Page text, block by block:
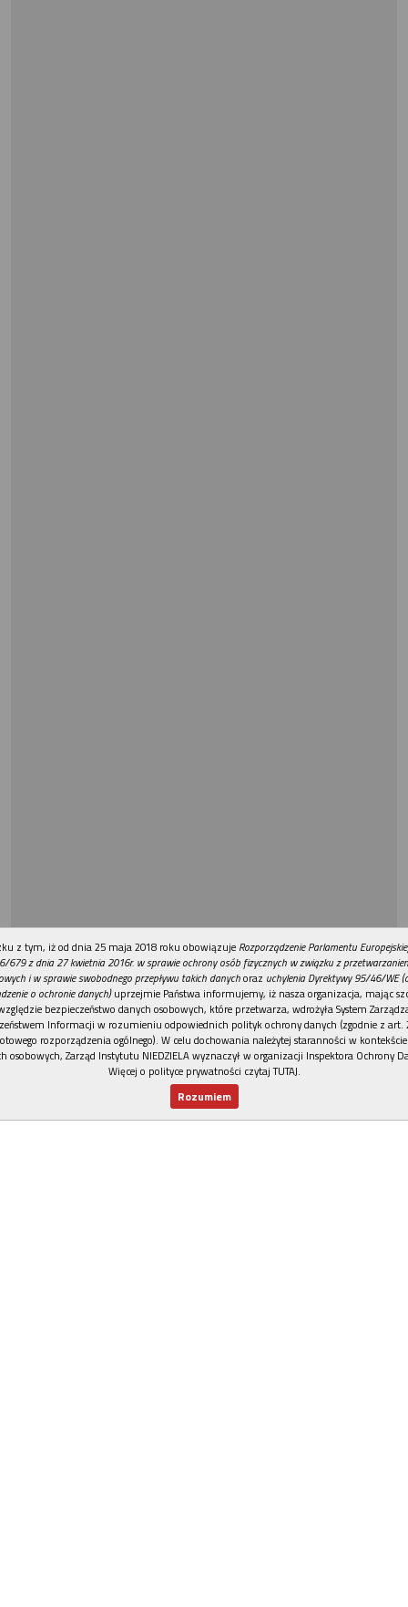
REKLAMA
z tym, iż od dnia 25 maja 2018 roku obowiązuje Rozporządzenie Parlamentu
679 z dnia 27 kwietnia 2016r. w sprawie ochrony osób fizycznych w związku z
i w sprawie swobodnego przepływu takich danychoraz uchylenia Dyrektywy 95/46/WE
o ochronie danych)uprzejmie Państwa informujemy, iż nasza organizacja, mając
bezpieczeństwo danych osobowych, które przetwarza, wdrożyła System
Informacji w rozumieniu odpowiednich polityk ochrony danych (zgodnie z art.
rozporządzenia ogólnego). W celu dochowania należytej staranności w
osobowych, Zarząd Instytutu NIEDZIELA wyznaczył w organizacji Inspektora Ochrony
Więcej o polityce prywatności czytaj TUTAJ.
Rozumiem